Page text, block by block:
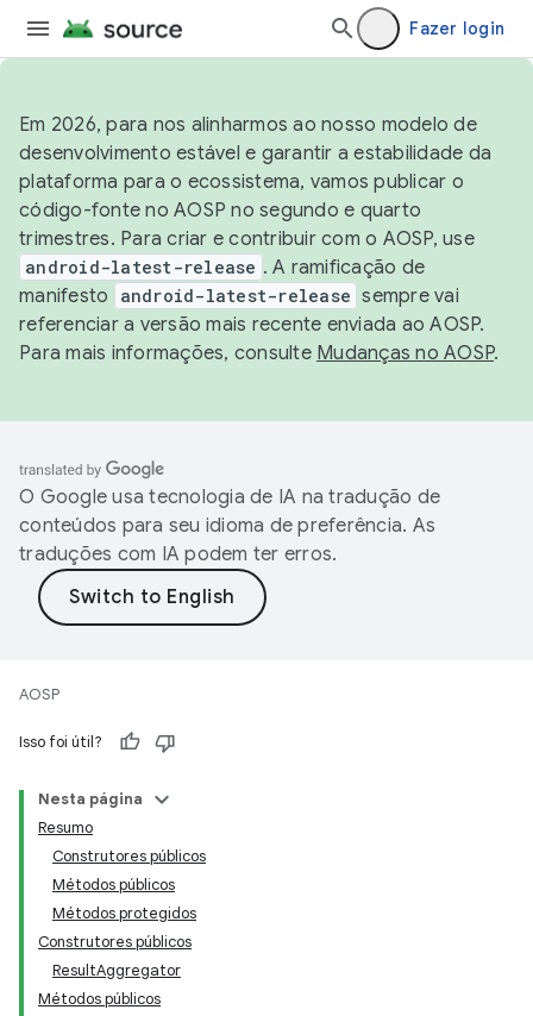
Fazer login
Em 2026, para nos alinharmos ao nosso modelo de
desenvolvimento estável e garantir a estabilidade da
plataforma para o ecossistema, vamos publicar o
código-fonte no AOSP no segundo e quarto
trimestres. Para criar e contribuir com o AOSP, use
android-latest-release . A ramificação de
manifesto
android-latest-release sempre vai
referenciar a versão mais recente enviada ao AOSP.
Para mais informações, consulte Mudanças no AOSP.
O Google usa tecnologia de IA na tradução de
conteúdos para seu idioma de preferência. As
traduções com IA podem ter erros.
AOSP
Isso foi útil?
Nesta página
Resumo
Construtores públicos
Métodos públicos
Métodos protegidos
Construtores públicos
ResultAggregator
Métodos públicos